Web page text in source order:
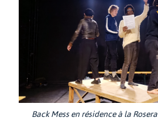
Back Mess en résidence à la